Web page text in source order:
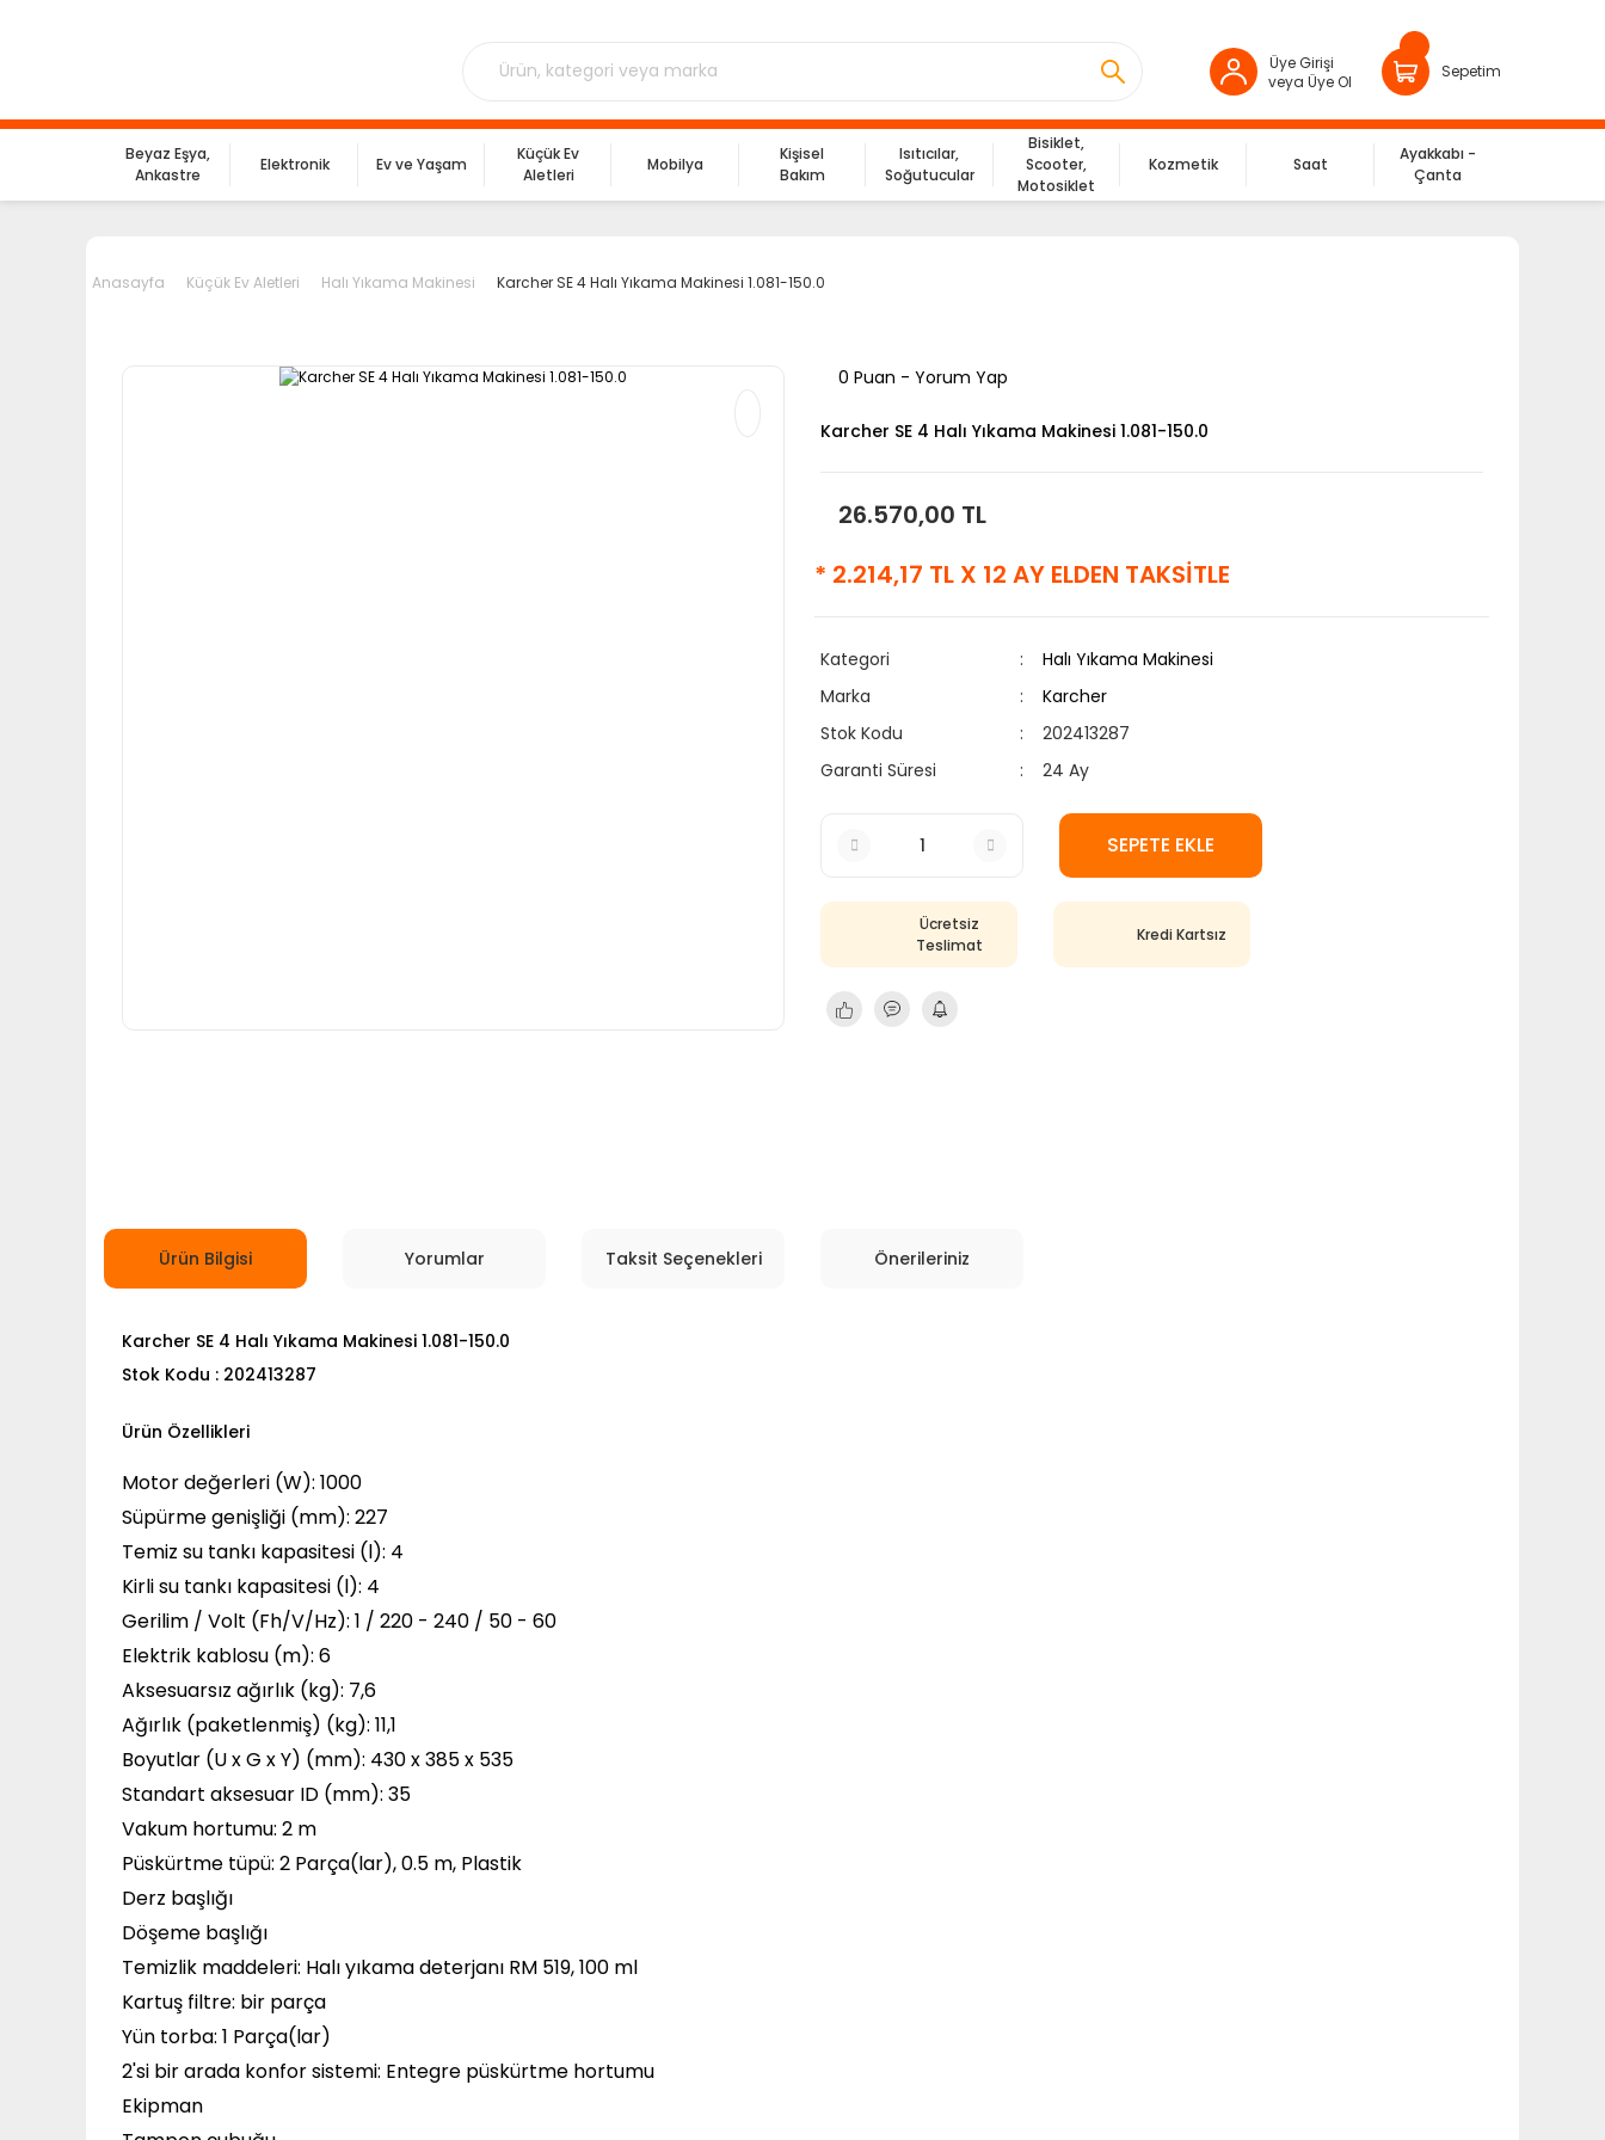
Üye Girişi
veya Üye Ol
Sepetim
Beyaz Eşya,
Ankastre
Elektronik Ev ve Yaşam
Küçük Ev
Aletleri
Mobilya
Kişisel
Bakım
Isıtıcılar,
Soğutucular
Bisiklet,
Scooter,
Motosiklet
Kozmetik Saat
Ayakkabı -
Çanta
Anasayfa Küçük Ev Aletleri Halı Yıkama Makinesi Karcher SE 4 Halı Yıkama Makinesi 1.081-150.0
0 Puan - Yorum Yap
Karcher SE 4 Halı Yıkama Makinesi 1.081-150.0
26.570,00 TL
* 2.214,17 TL X 12 AY ELDEN TAKSİTLE
Kategori
Halı Yıkama Makinesi
Marka
Karcher
Stok Kodu
202413287
Garanti Süresi
24 Ay
SEPETE EKLE
Ücretsiz
Teslimat
Kredi Kartsız
Ürün Bilgisi Yorumlar Taksit Seçenekleri Önerileriniz
Karcher SE 4 Halı Yıkama Makinesi 1.081-150.0
Stok Kodu : 202413287
Ürün Özellikleri
Motor değerleri (W): 1000
Süpürme genişliği (mm): 227
Temiz su tankı kapasitesi (l): 4
Kirli su tankı kapasitesi (l): 4
Gerilim / Volt (Fh/V/Hz): 1 / 220 - 240 / 50 - 60
Elektrik kablosu (m): 6
Aksesuarsız ağırlık (kg): 7,6
Ağırlık (paketlenmiş) (kg): 11,1
Boyutlar (U x G x Y) (mm): 430 x 385 x 535
Standart aksesuar ID (mm): 35
Vakum hortumu: 2 m
Püskürtme tüpü: 2 Parça(lar), 0.5 m, Plastik
Derz başlığı
Döşeme başlığı
Temizlik maddeleri: Halı yıkama deterjanı RM 519, 100 ml
Kartuş filtre: bir parça
Yün torba: 1 Parça(lar)
2'si bir arada konfor sistemi: Entegre püskürtme hortumu
Ekipman